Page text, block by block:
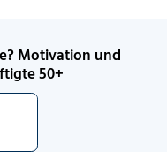
Motivation und
50+